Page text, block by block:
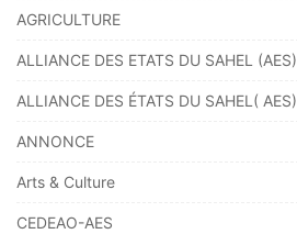
AGRICULTURE
ALLIANCE DES ETATS DU SAHEL (AES)
ALLIANCE DES ÉTATS DU SAHEL( AES)
ANNONCE
Arts & Culture
CEDEAO-AES